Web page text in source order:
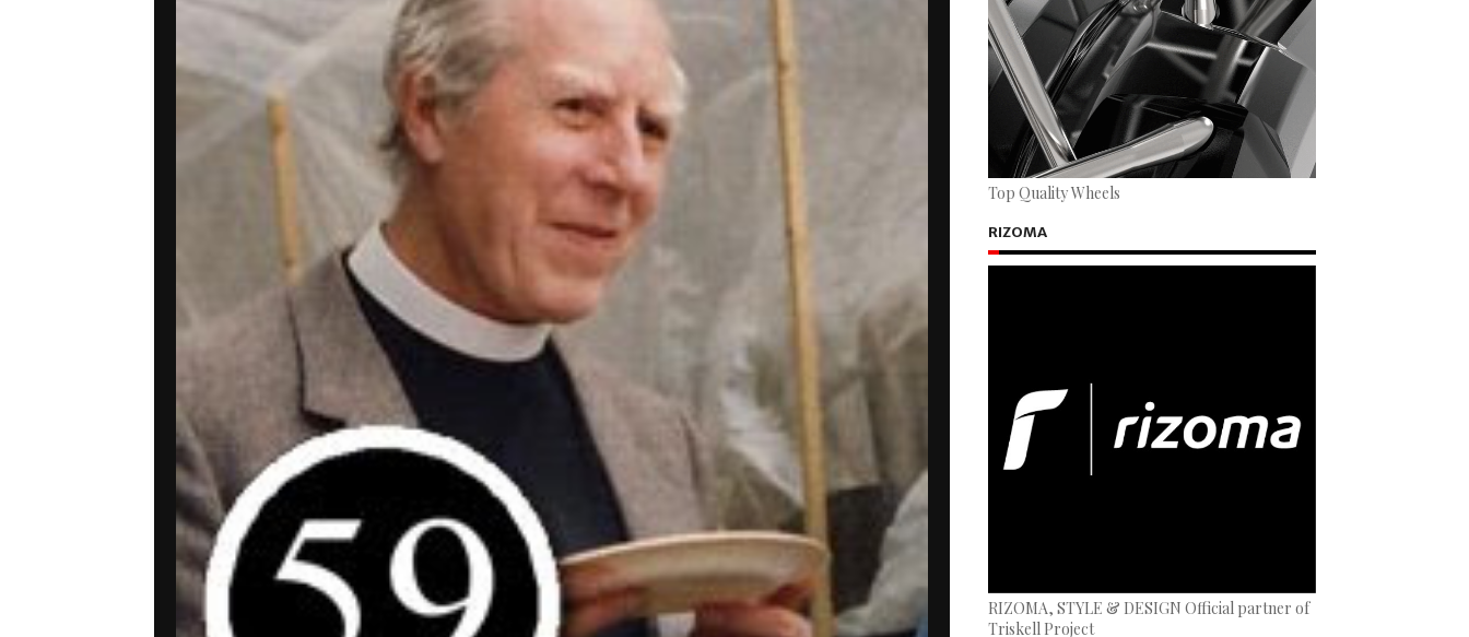
Top Quality Wheels
RIZOMA
RIZOMA, STYLE & DESIGN Official partner of
Triskell Project